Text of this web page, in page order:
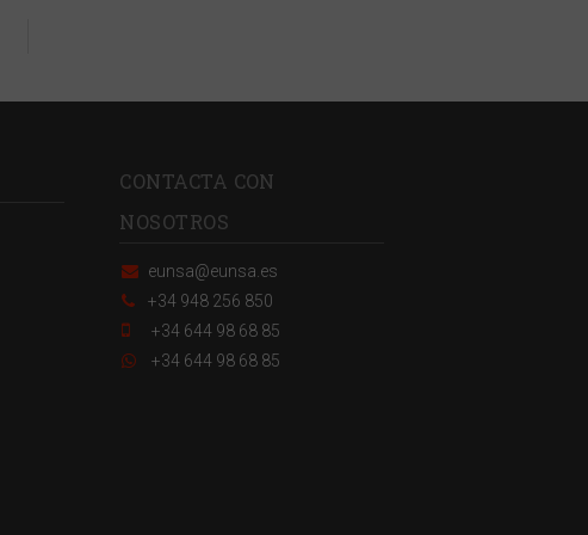
CONTACTA CON
NOSOTROS
eunsa@eunsa.es
+34 948 256 850
+34 644 98 68 85
+34 644 98 68 85